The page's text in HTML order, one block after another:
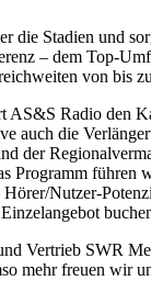
die Stadien und
– dem Top-
von bis
Radio den
die
der
Programm
Nutzer-
Vertrieb SWR
mehr freuen wir